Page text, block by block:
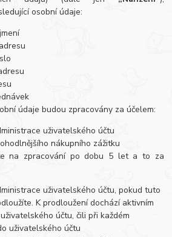
osobní údaje:
údaje budou zpracovány za účelem:
uživatelského účtu
nákupního zážitku
na zpracování po dobu 5 let a to za
uživatelského účtu, pokud tuto
K prodloužení dochází aktivním
účtu, čili při každém
uživatelského účtu